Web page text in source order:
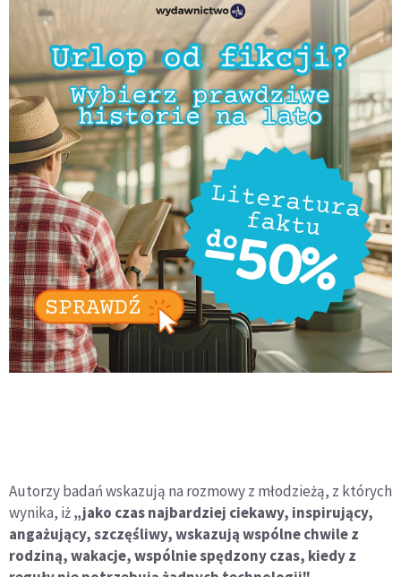
Autorzy badań wskazują na rozmowy z młodzieżą, z których
wynika, iż„jako czas najbardziej ciekawy, inspirujący,
angażujący, szczęśliwy, wskazują wspólne chwile z
rodziną, wakacje, wspólnie spędzony czas, kiedy z